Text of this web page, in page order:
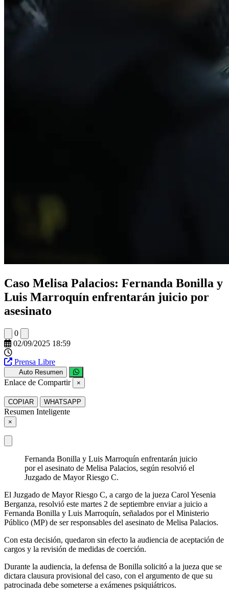
Caso Melisa Palacios: Fernanda Bonilla y
Luis Marroquín enfrentarán juicio por
asesinato
0
02/09/2025 18:59
Prensa Libre
Auto Resumen
Enlace de Compartir ×
COPIAR WHATSAPP
Resumen Inteligente
×
Fernanda Bonilla y Luis Marroquín enfrentarán juicio
por el asesinato de Melisa Palacios, según resolvió el
Juzgado de Mayor Riesgo C.
El Juzgado de Mayor Riesgo C, a cargo de la jueza Carol Yesenia
Berganza, resolvió este martes 2 de septiembre enviar a juicio a
Fernanda Bonilla y Luis Marroquín, señalados por el Ministerio
Público (MP) de ser responsables del asesinato de Melisa Palacios.
Con esta decisión, quedaron sin efecto la audiencia de aceptación de
cargos y la revisión de medidas de coerción.
Durante la audiencia, la defensa de Bonilla solicitó a la jueza que se
dictara clausura provisional del caso, con el argumento de que su
patrocinada debe someterse a exámenes psiquiátricos.